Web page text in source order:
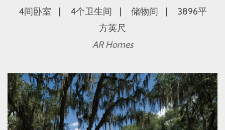
4间卧室 4个卫生间 储物间
3896平
方英尺
AR Homes